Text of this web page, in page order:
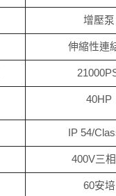
增壓泵
伸縮性連
40HP
IP 54/
400V三
60安培